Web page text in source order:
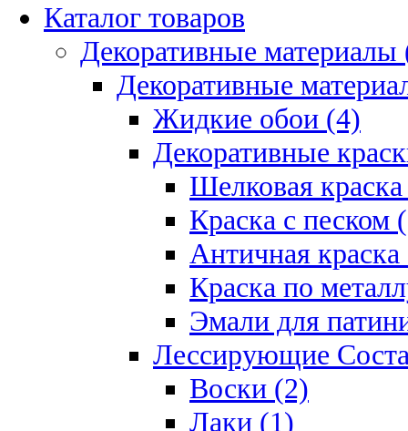
Каталог товаров
Декоративные материалы
Декоративные
Жидкие обои (4)
Декоративные
Шелковая
Краска с песком
Античная
Краска по
Эмали для
Лессирующие
Воски (2)
Лаки (1)